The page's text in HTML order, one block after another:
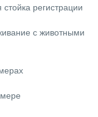
стойка регистрации
с животными